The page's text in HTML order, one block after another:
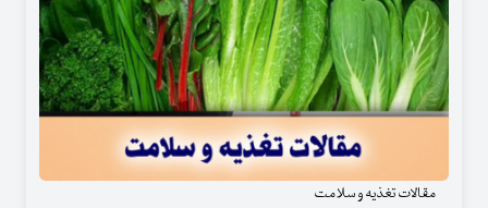
مقالات تغذیه و سلامت